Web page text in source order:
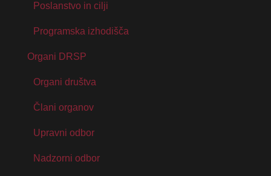
Poslanstvo in cilji
Programska izhodišča
Organi DRSP
Organi društva
Člani organov
Upravni odbor
Nadzorni odbor